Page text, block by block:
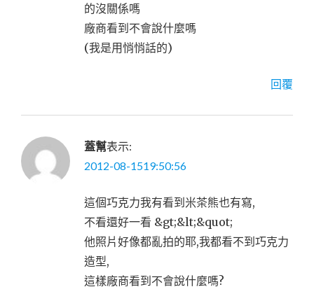
的沒關係嗎
廠商看到不會說什麼嗎
(我是用悄悄話的)
回覆
蓋幫表示:
2012-08-1519:50:56
這個巧克力我有看到米茶熊也有寫,
不看還好一看 &gt;&lt;&quot;
他照片好像都亂拍的耶,我都看不到巧克力
造型,
這樣廠商看到不會說什麼嗎?